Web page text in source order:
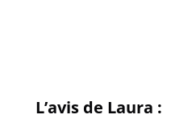
L’avis de Laura :